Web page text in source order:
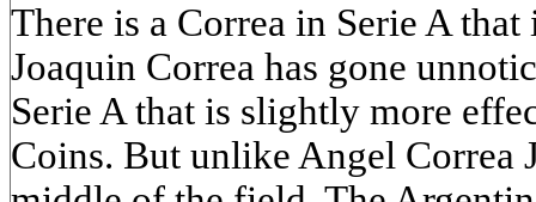
There is a Correa in Serie A
Joaquin Correa has gone
Serie A that is slightly more
Coins. But unlike Angel Correa